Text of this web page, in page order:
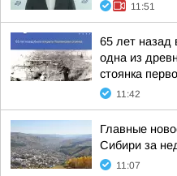
11:51
65 лет назад
одна из
стоянка
11:42
Главные
Сибири за
11:07